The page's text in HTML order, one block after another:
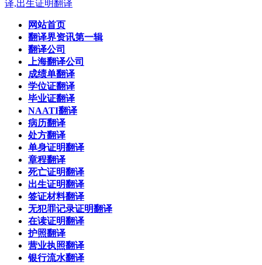
网站首页
翻译界资讯第一辑
翻译公司
上海翻译公司
成绩单翻译
学位证翻译
毕业证翻译
NAATI翻译
病历翻译
处方翻译
单身证明翻译
章程翻译
死亡证明翻译
出生证明翻译
签证材料翻译
无犯罪记录证明翻译
在读证明翻译
护照翻译
营业执照翻译
银行流水翻译